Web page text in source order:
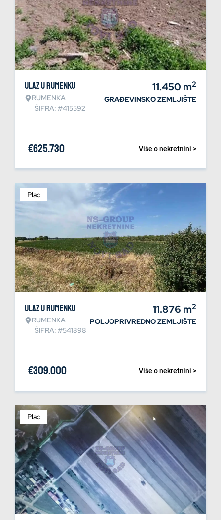
Ulaz u Rumenku
RUMENKA
ŠIFRA: #415592
11.450 m2
GRAĐEVINSKO ZEMLJIŠTE
Više o nekretnini >
€625.730
Plac
Ulaz u Rumenku
RUMENKA
ŠIFRA: #541898
11.876 m2
POLJOPRIVREDNO ZEMLJIŠTE
Više o nekretnini >
€309.000
Plac